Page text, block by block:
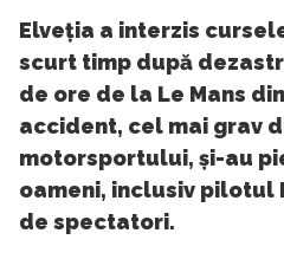
Elveția a interzis
scurt timp după
de ore de la Le Mans
accident, cel mai grav
motorsportului, și-au
oameni, inclusiv pilotul
de spectatori.